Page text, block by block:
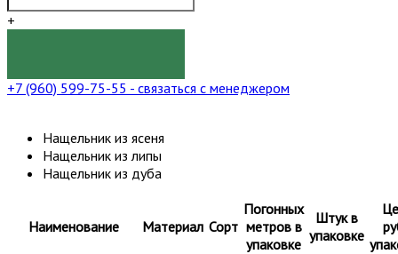
+
+7 (960) 599-75-55 - связаться с менеджером
Нащельник из ясеня
Нащельник из липы
Нащельник из дуба
Наименование Материал Сорт
Погонных
метров в
упаковке
Штук в
упаковке